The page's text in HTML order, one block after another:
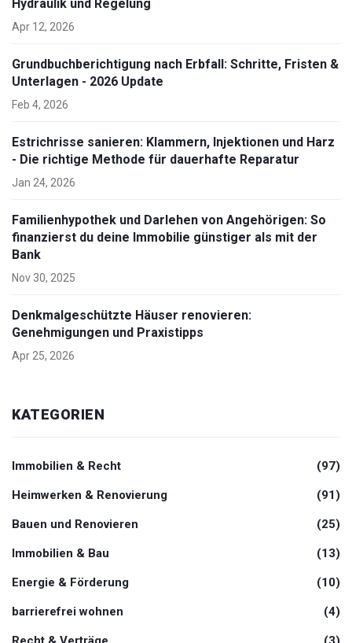
Hydraulik und Regelung
Apr 12, 2026
Grundbuchberichtigung nach Erbfall: Schritte, Fristen &
Unterlagen - 2026 Update
Feb 4, 2026
Estrichrisse sanieren: Klammern, Injektionen und Harz
- Die richtige Methode für dauerhafte Reparatur
Jan 24, 2026
Familienhypothek und Darlehen von Angehörigen: So
finanzierst du deine Immobilie günstiger als mit der
Bank
Nov 30, 2025
Denkmalgeschützte Häuser renovieren:
Genehmigungen und Praxistipps
Apr 25, 2026
KATEGORIEN
Immobilien & Recht (97)
Heimwerken & Renovierung (91)
Bauen und Renovieren (25)
Immobilien & Bau (13)
Energie & Förderung (10)
barrierefrei wohnen (4)